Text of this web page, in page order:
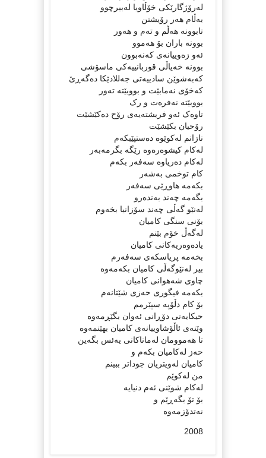
لەرۆژگارێکى خۆڵاویا لەبیرچوو
بەڵام هەر رۆیشتن
تابوونە هەڵم و تەم و هەور
بوونە باران بۆ هەموو
ئەو زەوییانەى کەنەبوون
بوونە خەیاڵى قوربانییەکى ماسۆشى
کەبەشوێن سادییەتى جەللادێکا دەگەڕێ
کەخۆى نەمابێت و بووبێتە تەور
بووبێتە نەفرەت و رک
تاوەک ئەو فریشتەیەى رۆح دەکێشێت
رۆحیان بکێشێت
نازانم لەکوێوە دەستپێبکەم
لەکام کیشوەرەوە رێگە بگرمەبەر
لەکام دەریاوە سەفەر بکەم
کام توخمى بەشەر
بکەمە هاوڕێى سەفەر
بگەمە چەند بەندەرو
لەنێو گەڵى چەند سۆزانیا بخەوم
بۆنى سنگى کامیان
لەگەڵ خۆم بێنم
یادەوەریەکانى کامیان
بخەمە پریاسکەى سەفەرم
بیر لەنێوگەڵى کامیان بکەمەوە
چاوى شەهوانى کامیان
بکەمە فیگورى حەزى شێتانەم
بۆ کام دڵۆپە سپێرمم
حیکایەتى دۆڕانى ئەوان بگێڕمەوە
وێنەى ئاڵۆشاوییانەى کامیان بهێنمەوە
تا هەموومان لەماناکانى یەئس بگەین
حەز لەکامیان بکەم و
کامیان لەویتریان جوداتر ببینم
من لەکوێم
لەکام شوێنى ئەم دنیایە
بۆ تۆ بگەڕێم و
نەتدۆزمەوە
2008